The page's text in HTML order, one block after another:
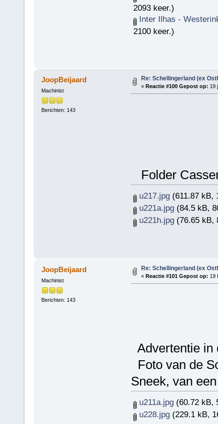
2093 keer.)
Inter Ilhas -
2100 keer.)
JoopBeijaard
Machinist
Berichten: 143
Re: Schellingerland (ex
« Reactie #100 Gepost op: 19
Folder
u217.jpg(611.87 kB,
u221a.jpg(84.5 kB,
u221h.jpg(76.65 kB,
JoopBeijaard
Machinist
Berichten: 143
Re: Schellingerland (ex
« Reactie #101 Gepost op: 19
Advertentie in
Foto van de
Sneek, van
u211a.jpg(60.72 kB,
u228.jpg(229.1 kB,